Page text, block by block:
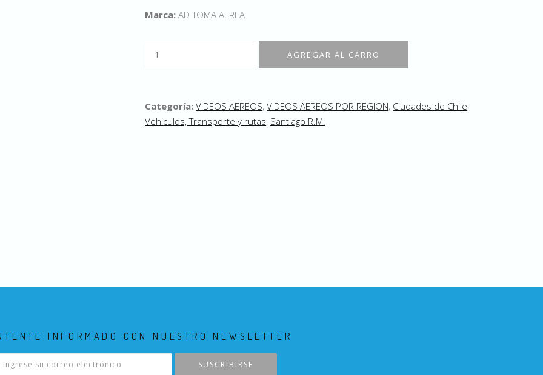
Marca: AD TOMA AEREA
Categoría: VIDEOS AEREOS, VIDEOS AEREOS POR REGION, Ciudades de Chile,
Vehiculos, Transporte y rutas, Santiago R.M.
INFORMADO CON NUESTRO NEWSLETTER
SUSCRIBIRSE